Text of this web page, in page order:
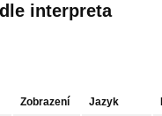
interpreta
Zobrazení Jazyk